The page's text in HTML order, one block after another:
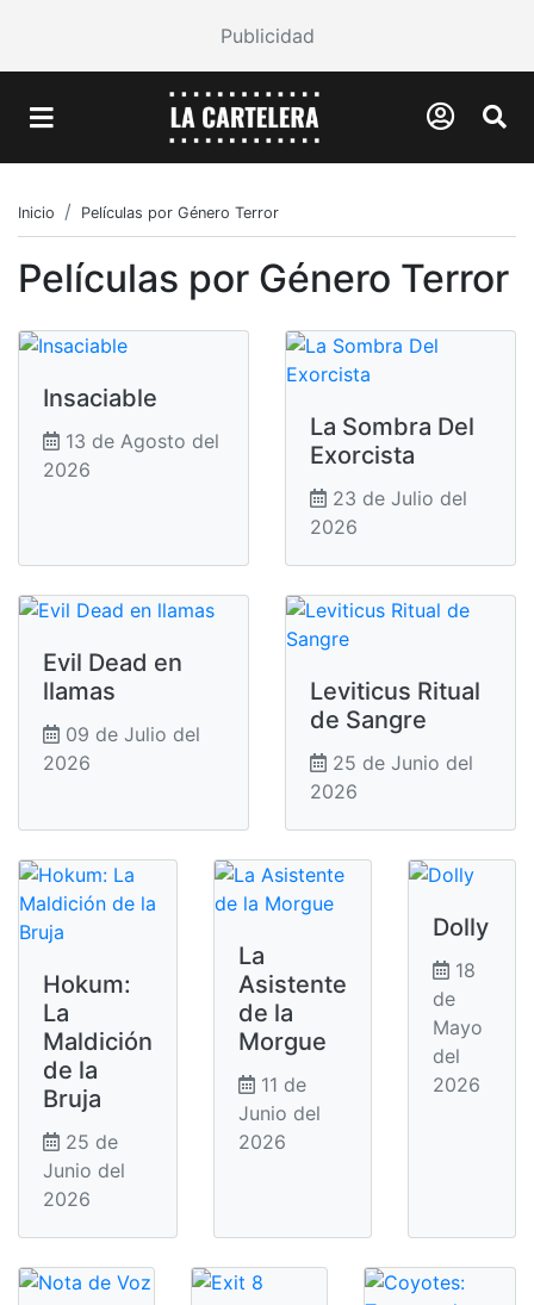
Publicidad
Inicio Películas por Género Terror
Películas por Género Terror
Insaciable
13 de Agosto del
2026
La Sombra Del
Exorcista
23 de Julio del
2026
Evil Dead en
llamas
09 de Julio del
2026
Leviticus Ritual
de Sangre
25 de Junio del
2026
Hokum:
La
Maldición
de la
Bruja
25 de
Junio del
2026
La
Asistente
de la
Morgue
11 de
Junio del
2026
Dolly
18
de
Mayo
del
2026